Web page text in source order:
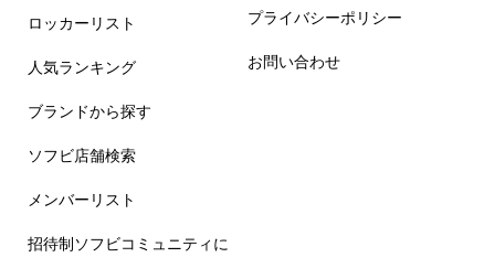
ロッカーリスト
人気ランキング
ブランドから探す
ソフビ店舗検索
メンバーリスト
招待制ソフビコミュニティに
プライバシーポリシー
お問い合わせ